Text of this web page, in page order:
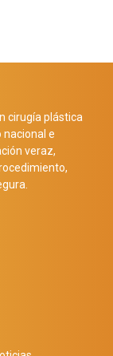
cirugía plástica
e
veraz,